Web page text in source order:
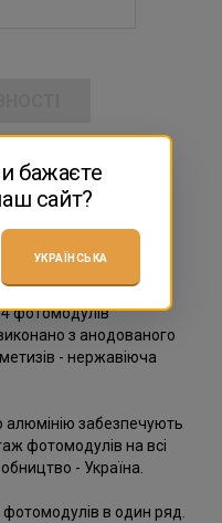
фотомодулів
з анодованого
- нержавіюча
алюмінію забезпечують
фотомодулів на всі
- Україна.
в один ряд.
бажаєте
сайт?
УКРАЇНСЬКА